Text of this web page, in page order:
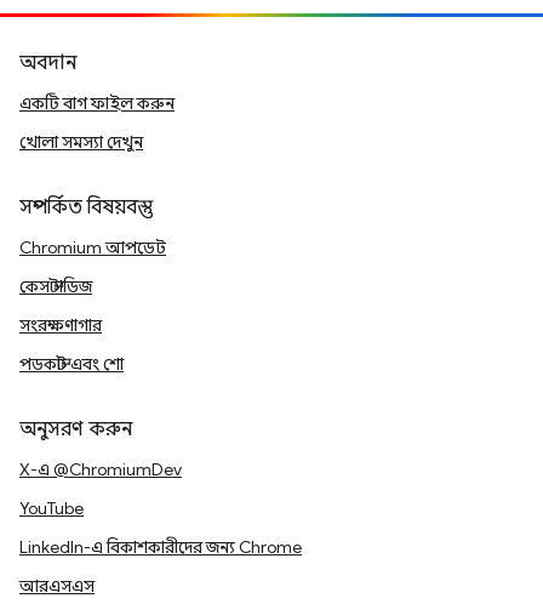
অবদান
একটি বাগ ফাইল করুন
খোলা সমস্যা দেখুন
সম্পর্কিত বিষয়বস্তু
Chromium আপডেট
কেস স্টাডিজ
সংরক্ষণাগার
পডকাস্ট এবং শো
অনুসরণ করুন
X-এ @ChromiumDev
YouTube
LinkedIn-এ বিকাশকারীদের জন্য Chrome
আরএসএস